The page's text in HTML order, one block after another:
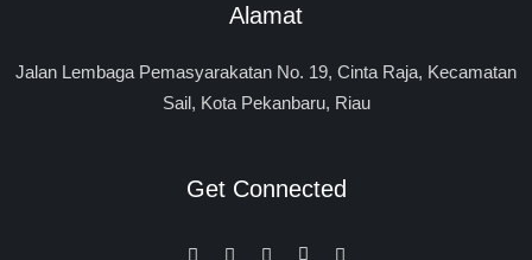
Alamat
Jalan Lembaga Pemasyarakatan No. 19, Cinta Raja, Kecamatan
Sail, Kota Pekanbaru, Riau
Get Connected